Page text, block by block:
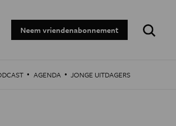
Neem vriendenabonnement
Zoeken:
· AGENDA · JONGE UITDAGERS